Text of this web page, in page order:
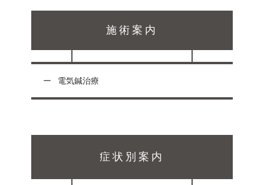
施術案内
電気鍼治療
症状別案内